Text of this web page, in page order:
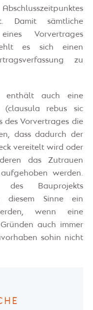
Damit sämtliche
Vorvertrages
es sich einen
zu
enthält auch eine
(clausula rebus sic
des Vorvertrages die
dass dadurch der
vereitelt wird oder
das Zutrauen
werden.
Bauprojekts
diesem Sinne ein
wenn eine
auch immer
sohin nicht